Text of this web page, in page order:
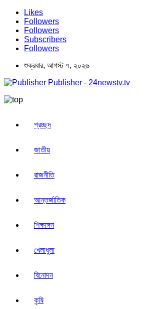
Likes
Followers
Followers
Subscribers
Followers
শুক্রবার, আগস্ট ৭, ২০২৬
Publisher - 24newstv.tv
প্রচ্ছদ
জাতীয়
রাজনীতি
আন্তর্জাতিক
শিক্ষাঙ্গন
খেলাধুলা
বিনোদন
কৃষি